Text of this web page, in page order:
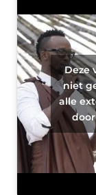
Deze
niet
alle